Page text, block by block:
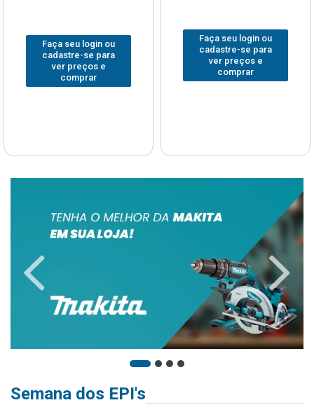
Faça seu login ou
cadastre-se para
ver preços e
comprar
Faça seu login ou
cadastre-se para
ver preços e
comprar
Semana dos EPI's